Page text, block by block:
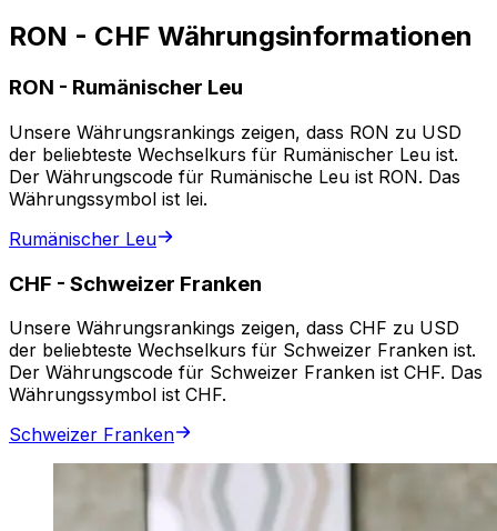
RON - CHF Währungsinformationen
RON - Rumänischer Leu
Unsere Währungsrankings zeigen, dass RON zu USD
der beliebteste Wechselkurs für Rumänischer Leu ist.
Der Währungscode für Rumänische Leu ist RON. Das
Währungssymbol ist lei.
Rumänischer Leu
CHF - Schweizer Franken
Unsere Währungsrankings zeigen, dass CHF zu USD
der beliebteste Wechselkurs für Schweizer Franken ist.
Der Währungscode für Schweizer Franken ist CHF. Das
Währungssymbol ist CHF.
Schweizer Franken